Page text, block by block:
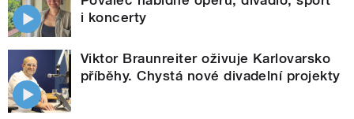
i koncerty
Viktor Braunreiter oživuje Karlovarsko
příběhy. Chystá nové divadelní projekty